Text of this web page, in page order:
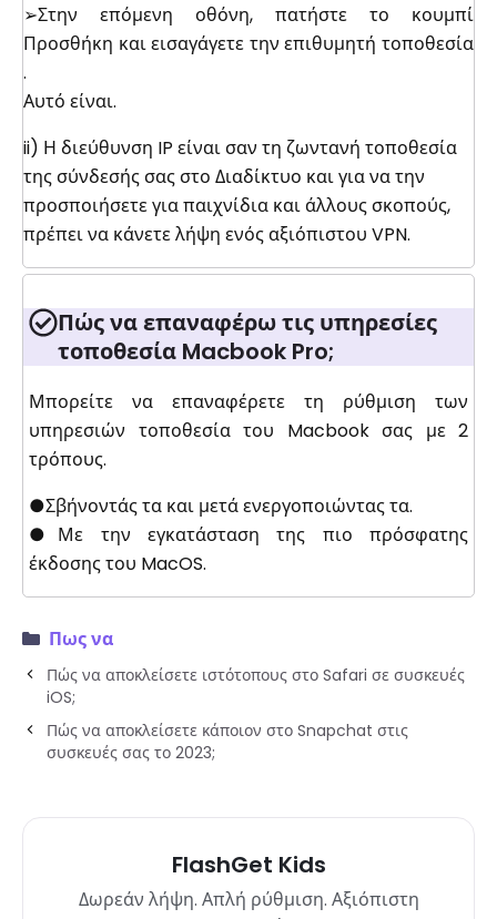
➢Στην επόμενη οθόνη, πατήστε το κουμπί
Προσθήκη και εισαγάγετε την επιθυμητή τοποθεσία
.
Αυτό είναι.
ii) Η διεύθυνση IP είναι σαν τη ζωντανή τοποθεσία
της σύνδεσής σας στο Διαδίκτυο και για να την
προσποιήσετε για παιχνίδια και άλλους σκοπούς,
πρέπει να κάνετε λήψη ενός αξιόπιστου VPN.
Πώς να επαναφέρω τις υπηρεσίες
τοποθεσία Macbook Pro;
Μπορείτε να επαναφέρετε τη ρύθμιση των
υπηρεσιών τοποθεσία του Macbook σας με 2
τρόπους.
●Σβήνοντάς τα και μετά ενεργοποιώντας τα.
●Με την εγκατάσταση της πιο πρόσφατης
έκδοσης του MacOS.
Πως να
Πώς να αποκλείσετε ιστότοπους στο Safari σε συσκευές
iOS;
Πώς να αποκλείσετε κάποιον στο Snapchat στις
συσκευές σας το 2023;
FlashGet Kids
Δωρεάν λήψη. Απλή ρύθμιση. Αξιόπιστη